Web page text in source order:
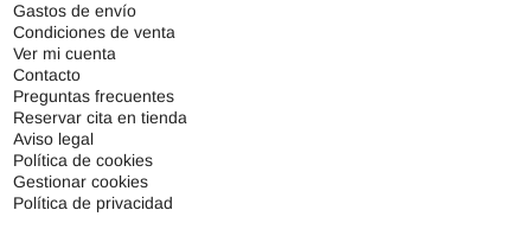
Gastos de envío
Condiciones de venta
Ver mi cuenta
Contacto
Preguntas frecuentes
Reservar cita en tienda
Aviso legal
Política de cookies
Gestionar cookies
Política de privacidad